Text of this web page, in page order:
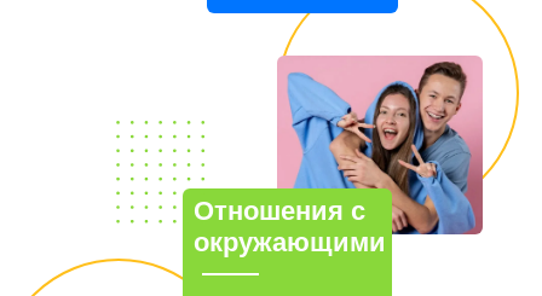
Отношения с
окружающими